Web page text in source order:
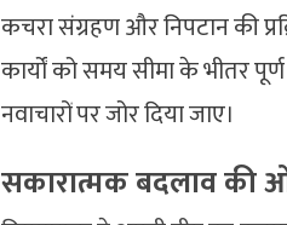
कचरा संग्रहण और निपटान की
कार्यों को समय सीमा के भीतर
नवाचारों पर जोर दिया जाए।
सकारात्मक बदलाव की